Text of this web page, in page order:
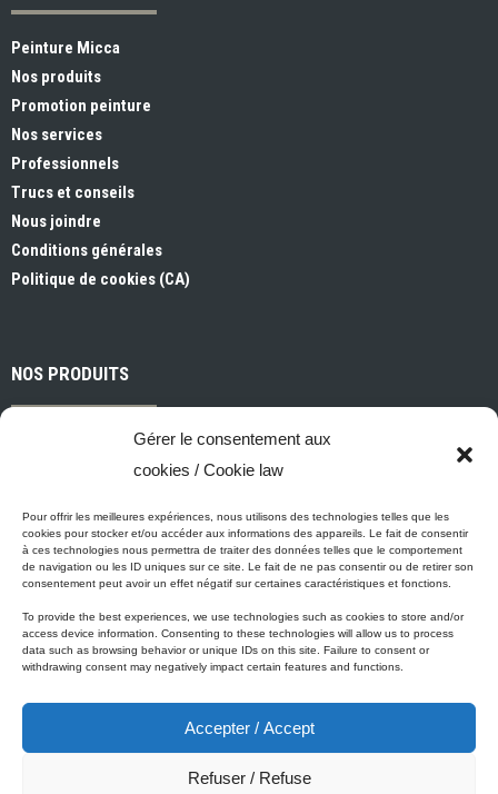
Gérer le consentement aux
cookies / Cookie law
Pour offrir les meilleures expériences, nous utilisons des technologies telles que les
cookies pour stocker et/ou accéder aux informations des appareils. Le fait de consentir
à ces technologies nous permettra de traiter des données telles que le comportement
de navigation ou les ID uniques sur ce site. Le fait de ne pas consentir ou de retirer son
consentement peut avoir un effet négatif sur certaines caractéristiques et fonctions.
To provide the best experiences, we use technologies such as cookies to store and/or
access device information. Consenting to these technologies will allow us to process
data such as browsing behavior or unique IDs on this site. Failure to consent or
withdrawing consent may negatively impact certain features and functions.
Accepter / Accept
Refuser / Refuse
Peinture Micca
Nos produits
Promotion peinture
Nos services
Professionnels
Trucs et conseils
Nous joindre
Conditions générales
Politique de cookies (CA)
NOS PRODUITS
Peintures et apprêts d’intérieur
Peintures et apprêts d’extérieur
Industriel, commercial et municipal
Nettoyage, préparation des surfaces et divers
Outils et accessoires de peinture
Peinture Micca se conforme, voire surpasse les normes
gouvernementales relatives à la protection de l'environnement. En